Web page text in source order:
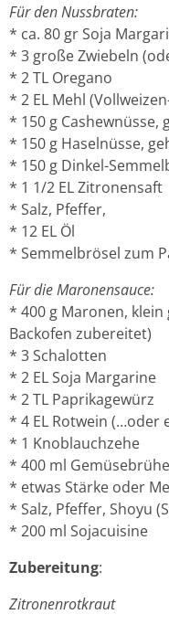
Für den Nussbraten:
* ca. 80 gr Soja
* 3 große Zwiebeln
* 2 TL Oregano
* 2 EL Mehl
* 150 g Cashewnüsse,
* 150 g Haselnüsse,
* 150 g Dinkel-
* 1 1/2 EL Zitronensaft
* Salz, Pfeffer,
* 12 EL Öl
* Semmelbrösel zum
Für die Maronensauce:
* 400 g Maronen,
Backofen zubereitet)
* 3 Schalotten
* 2 EL Soja Margarine
* 2 TL Paprikagewürz
* 4 EL Rotwein (…oder
* 1 Knoblauchzehe
* 400 ml Gemüsebrühe
* etwas Stärke oder
* Salz, Pfeffer, Shoyu
* 200 ml Sojacuisine
Zubereitung:
Zitronenrotkraut